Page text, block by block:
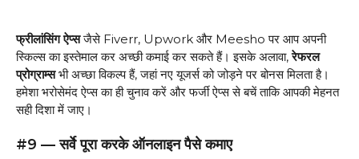
फ्रीलांसिंग ऐप्सजैसे Fiverr, Upwork और Meesho पर आप अपनी
स्किल्स का इस्तेमाल कर अच्छी कमाई कर सकते हैं। इसके अलावा,रेफरल
प्रोग्राम्सभी अच्छा विकल्प हैं, जहां नए यूजर्स को जोड़ने पर बोनस मिलता है।
हमेशा भरोसेमंद ऐप्स का ही चुनाव करें और फर्जी ऐप्स से बचें ताकि आपकी मेहनत
सही दिशा में जाए।
#9 — सर्वे पूरा करके ऑनलाइन पैसे कमाए